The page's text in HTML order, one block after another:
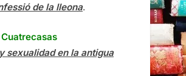
de la lleona.
sexualidad en la antigua